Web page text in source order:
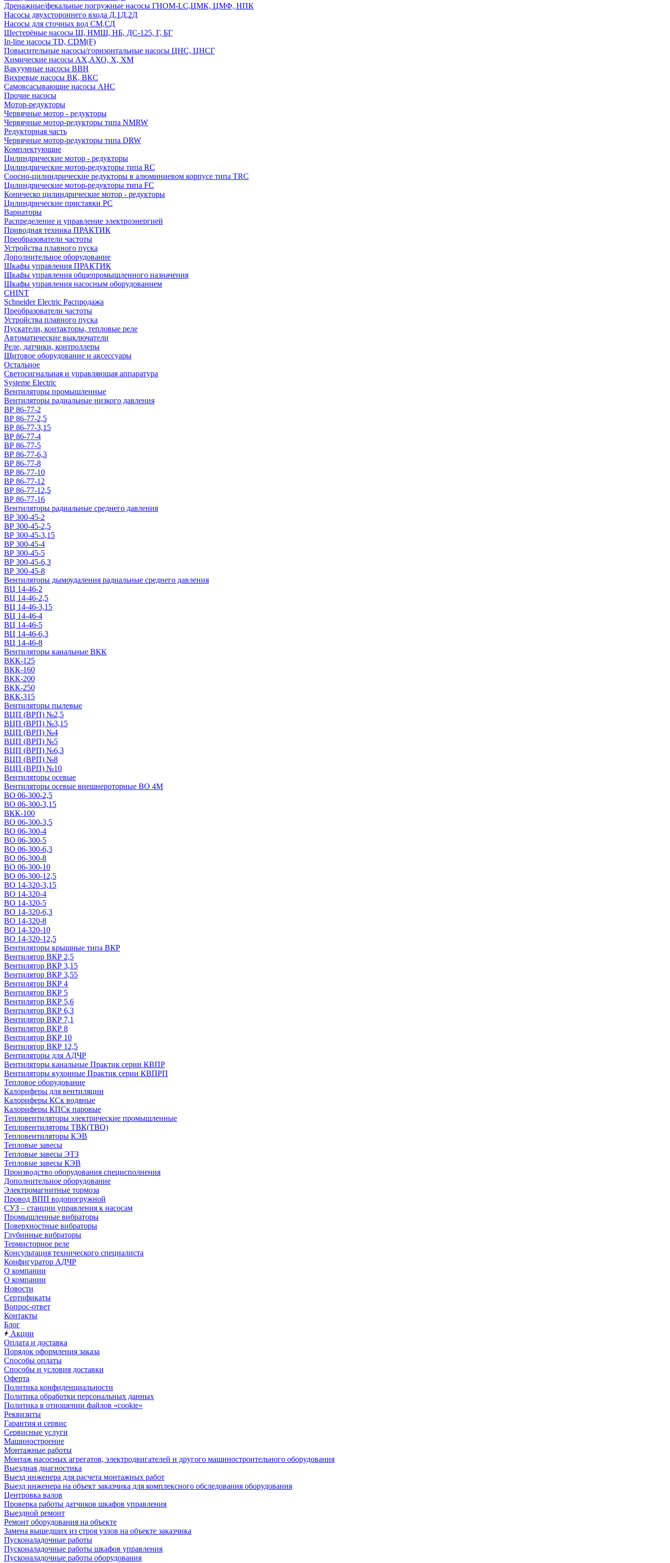
Дренажные/фекальные погружные насосы ГНОМ-LC,ЦМК, ЦМФ, НПК
Насосы двухстороннего входа Д,1Д,2Д
Насосы для сточных вод СМ,СД
Шестерёные насосы Ш, НМШ, НБ, ДС-125, Г, БГ
In-line насосы TD, CDM(F)
Повысительные насосы/горизонтальные насосы ЦНС, ЦНСГ
Химические насосы АХ,АХО, Х, ХМ
Вакуумные насосы ВВН
Вихревые насосы ВК, ВКС
Самовсасывающие насосы АНС
Прочие насосы
Мотор-редукторы
Червячные мотор - редукторы
Червячные мотор-редукторы типа NMRW
Редукторная часть
Червячные мотор-редукторы типа DRW
Комплектующие
Цилиндрические мотор - редукторы
Цилиндрические мотор-редукторы типа RC
Соосно-цилиндрические редукторы в алюминиевом корпусе типа TRC
Цилиндрические мотор-редукторы типа FC
Коническо цилиндрические мотор - редукторы
Цилиндрические приставки PC
Вариаторы
Распределение и управление электроэнергией
Приводная техника ПРАКТИК
Преобразователи частоты
Устройства плавного пуска
Дополнительное оборудование
Шкафы управления ПРАКТИК
Шкафы управления общепромышленного назначения
Шкафы управления насосным оборудованием
CHINT
Schneider Electric Распродажа
Преобразователи частоты
Устройства плавного пуска
Пускатели, контакторы, тепловые реле
Автоматические выключатели
Реле, датчики, контроллеры
Щитовое оборудование и аксессуары
Остальное
Светосигнальная и управляющая аппаратура
Systeme Electric
Вентиляторы промышленные
Вентиляторы радиальные низкого давления
ВР 86-77-2
ВР 86-77-2,5
ВР 86-77-3,15
ВР 86-77-4
ВР 86-77-5
ВР 86-77-6,3
ВР 86-77-8
ВР 86-77-10
ВР 86-77-12
ВР 86-77-12,5
ВР 86-77-16
Вентиляторы радиальные среднего давления
ВР 300-45-2
ВР 300-45-2,5
ВР 300-45-3,15
ВР 300-45-4
ВР 300-45-5
ВР 300-45-6,3
ВР 300-45-8
Вентиляторы дымоудаления радиальные среднего давления
ВЦ 14-46-2
ВЦ 14-46-2,5
ВЦ 14-46-3,15
ВЦ 14-46-4
ВЦ 14-46-5
ВЦ 14-46-6,3
ВЦ 14-46-8
Вентиляторы канальные ВКК
ВКК-125
ВКК-160
ВКК-200
ВКК-250
ВКК-315
Вентиляторы пылевые
ВЦП (ВРП) №2,5
ВЦП (ВРП) №3,15
ВЦП (ВРП) №4
ВЦП (ВРП) №5
ВЦП (ВРП) №6,3
ВЦП (ВРП) №8
ВЦП (ВРП) №10
Вентиляторы осевые
Вентиляторы осевые внешнероторные ВО 4М
ВО 06-300-2,5
ВО 06-300-3,15
ВКК-100
ВО 06-300-3,5
ВО 06-300-4
ВО 06-300-5
ВО 06-300-6,3
ВО 06-300-8
ВО 06-300-10
ВО 06-300-12,5
ВО 14-320-3,15
ВО 14-320-4
ВО 14-320-5
ВО 14-320-6,3
ВО 14-320-8
ВО 14-320-10
ВО 14-320-12,5
Вентиляторы крышные типа ВКР
Вентилятор ВКР 2,5
Вентилятор ВКР 3,15
Вентилятор ВКР 3,55
Вентилятор ВКР 4
Вентилятор ВКР 5
Вентилятор ВКР 5,6
Вентилятор ВКР 6,3
Вентилятор ВКР 7,1
Вентилятор ВКР 8
Вентилятор ВКР 10
Вентилятор ВКР 12,5
Вентиляторы для АДЧР
Вентиляторы канальные Практик серии КВПР
Вентиляторы кухонные Практик серии КВПРП
Тепловое оборудование
Калориферы для вентиляции
Калориферы КСк водяные
Калориферы КПСк паровые
Тепловентиляторы электрические промышленные
Тепловентиляторы ТВК(ТВО)
Тепловентиляторы КЭВ
Тепловые завесы
Тепловые завесы ЭТЗ
Тепловые завесы КЭВ
Производство оборудования специсполнения
Дополнительное оборудование
Электромагнитные тормоза
Провод ВПП водопогружной
СУЗ – станции управления к насосам
Промышленные вибраторы
Поверхностные вибраторы
Глубинные вибраторы
Термисторное реле
Консультация технического специалиста
Конфигуратор АДЧР
О компании
О компании
Новости
Сертификаты
Вопрос-ответ
Контакты
Блог
Акции
Оплата и доставка
Порядок оформления заказа
Способы оплаты
Способы и условия доставки
Оферта
Политика конфиденциальности
Политика обработки персональных данных
Политика в отношении файлов «cookie»
Реквизиты
Гарантия и сервис
Сервисные услуги
Машиностроение
Монтажные работы
Монтаж насосных агрегатов, электродвигателей и другого машиностроительного оборудования
Выездная диагностика
Выезд инженера для расчета монтажных работ
Выезд инженера на объект заказчика для комплексного обследования оборудования
Центровка валов
Проверка работы датчиков шкафов управления
Выездной ремонт
Ремонт оборудования на объекте
Замена вышедших из строя узлов на объекте заказчика
Пусконаладочные работы
Пусконаладочные работы шкафов управления
Пусконаладочные работы оборудования